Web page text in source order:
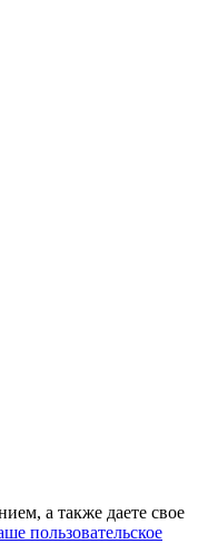
а также даете свое
пользовательское